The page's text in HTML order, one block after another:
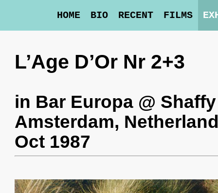
HOME BIO RECENT FILMS
L’Age D’Or Nr 2+3
in Bar Europa @
Amsterdam,
Oct 1987